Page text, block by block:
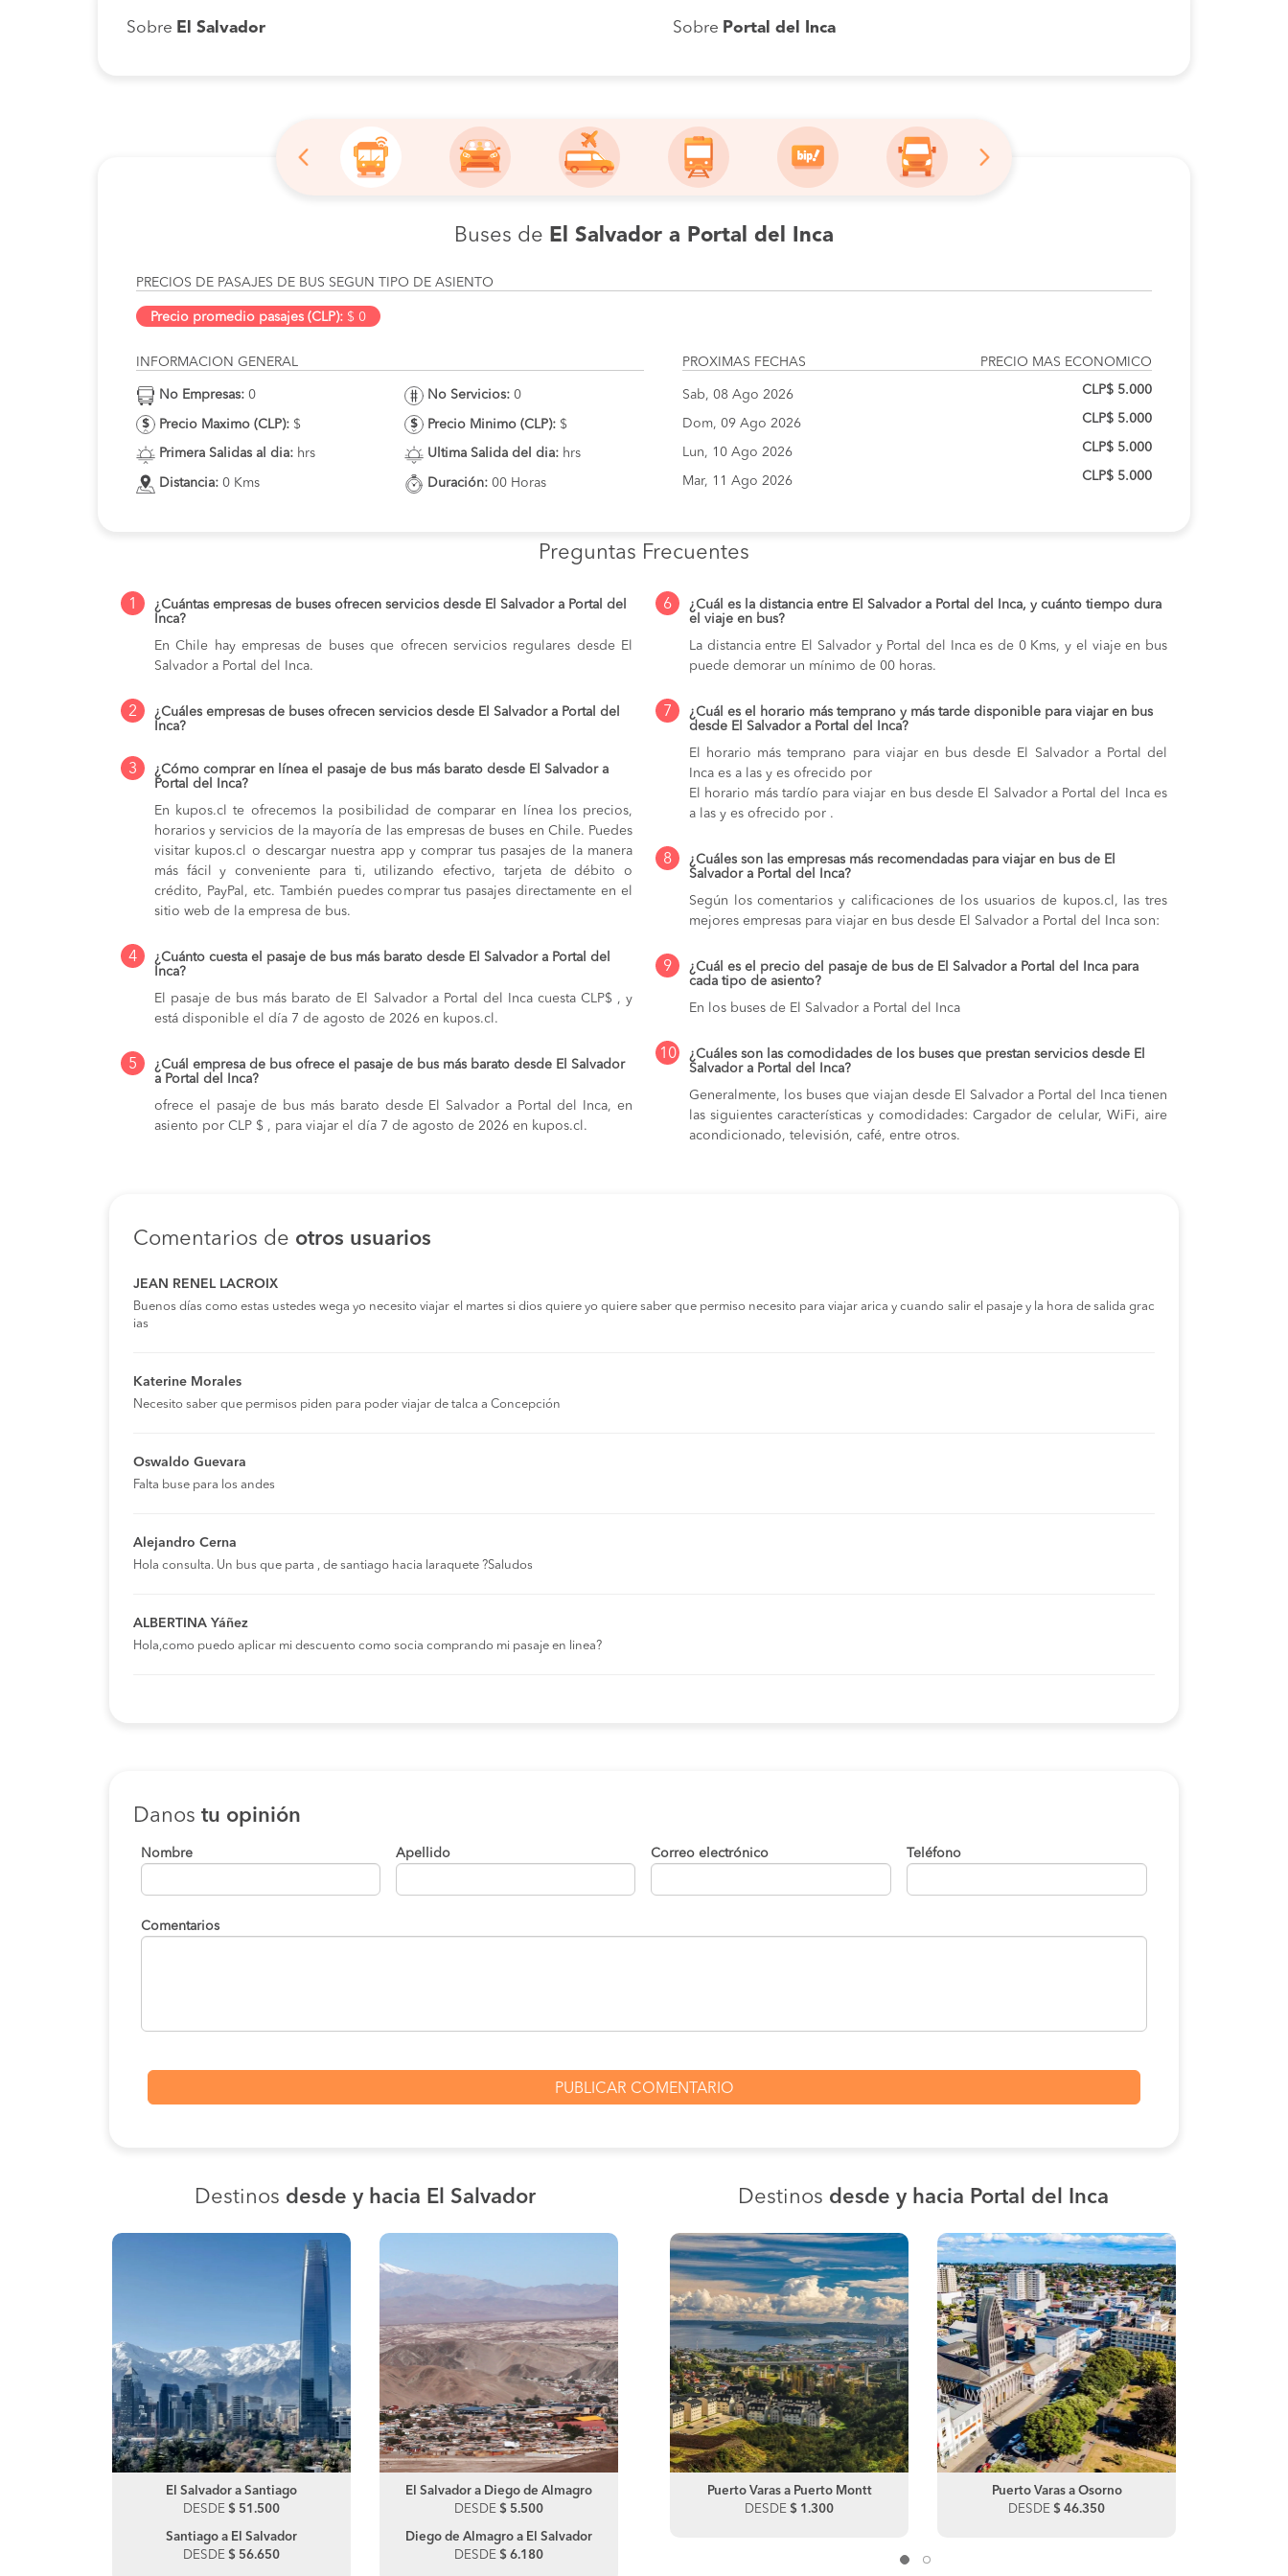
Sobre El Salvador Sobre Portal del Inca
Buses de El Salvador a Portal del Inca
PRECIOS DE PASAJES DE BUS SEGUN TIPO DE ASIENTO
Precio promedio pasajes (CLP): $ 0
INFORMACION GENERAL
No Empresas: 0
Precio Maximo (CLP): $
Primera Salidas al dia: hrs
Distancia: 0 Kms
No Servicios: 0
Precio Minimo (CLP): $
Ultima Salida del dia: hrs
Duración: 00 Horas
PROXIMAS FECHAS PRECIO MAS ECONOMICO
Sab, 08 Ago 2026
Dom, 09 Ago 2026
Lun, 10 Ago 2026
Mar, 11 Ago 2026
CLP$ 5.000
CLP$ 5.000
CLP$ 5.000
CLP$ 5.000
Preguntas Frecuentes
1
¿Cuántas empresas de buses ofrecen servicios desde El Salvador a Portal del
Inca?
En Chile hay empresas de buses que ofrecen servicios regulares desde El
Salvador a Portal del Inca.
2
¿Cuáles empresas de buses ofrecen servicios desde El Salvador a Portal del
Inca?
3
¿Cómo comprar en línea el pasaje de bus más barato desde El Salvador a
Portal del Inca?
En kupos.cl te ofrecemos la posibilidad de comparar en línea los precios,
horarios y servicios de la mayoría de las empresas de buses en Chile. Puedes
visitar kupos.cl o descargar nuestra app y comprar tus pasajes de la manera
más fácil y conveniente para ti, utilizando efectivo, tarjeta de débito o
crédito, PayPal, etc. También puedes comprar tus pasajes directamente en el
sitio web de la empresa de bus.
4
¿Cuánto cuesta el pasaje de bus más barato desde El Salvador a Portal del
Inca?
El pasaje de bus más barato de El Salvador a Portal del Inca cuesta CLP$ , y
está disponible el día 7 de agosto de 2026 en kupos.cl.
5
¿Cuál empresa de bus ofrece el pasaje de bus más barato desde El Salvador
a Portal del Inca?
ofrece el pasaje de bus más barato desde El Salvador a Portal del Inca, en
asiento por CLP $ , para viajar el día 7 de agosto de 2026 en kupos.cl.
6
¿Cuál es la distancia entre El Salvador a Portal del Inca, y cuánto tiempo dura
el viaje en bus?
La distancia entre El Salvador y Portal del Inca es de 0 Kms, y el viaje en bus
puede demorar un mínimo de 00 horas.
7
¿Cuál es el horario más temprano y más tarde disponible para viajar en bus
desde El Salvador a Portal del Inca?
El horario más temprano para viajar en bus desde El Salvador a Portal del
Inca es a las y es ofrecido por
El horario más tardío para viajar en bus desde El Salvador a Portal del Inca es
a las y es ofrecido por .
8
¿Cuáles son las empresas más recomendadas para viajar en bus de El
Salvador a Portal del Inca?
Según los comentarios y calificaciones de los usuarios de kupos.cl, las tres
mejores empresas para viajar en bus desde El Salvador a Portal del Inca son:
9
¿Cuál es el precio del pasaje de bus de El Salvador a Portal del Inca para
cada tipo de asiento?
En los buses de El Salvador a Portal del Inca
10
¿Cuáles son las comodidades de los buses que prestan servicios desde El
Salvador a Portal del Inca?
Generalmente, los buses que viajan desde El Salvador a Portal del Inca tienen
las siguientes características y comodidades: Cargador de celular, WiFi, aire
acondicionado, televisión, café, entre otros.
Comentarios de otros usuarios
JEAN RENEL LACROIX
Buenos días como estas ustedes wega yo necesito viajar el martes si dios quiere yo quiere saber que permiso necesito para viajar arica y cuando salir el pasaje y la hora de salida grac
ias
Katerine Morales
Necesito saber que permisos piden para poder viajar de talca a Concepción
Oswaldo Guevara
Falta buse para los andes
Alejandro Cerna
Hola consulta. Un bus que parta , de santiago hacia laraquete ?Saludos
ALBERTINA Yáñez
Hola,como puedo aplicar mi descuento como socia comprando mi pasaje en linea?
Danos tu opinión
Nombre Apellido Correo electrónico Teléfono
Comentarios
Destinos desde y hacia El Salvador
El Salvador a Santiago
DESDE $ 51.500
Santiago a El Salvador
DESDE $ 56.650
El Salvador a Diego de Almagro
DESDE $ 5.500
Diego de Almagro a El Salvador
DESDE $ 6.180
El Salvador a Inca De Oro
DESDE$ 7.210
El Salvador a Santiago
DESDE$ 51.500
Destinos desde y hacia Portal del Inca
Puerto Varas a Osorno
DESDE $ 46.350
Puerto Varas a Frutillar
DESDE$ 46.350
Puerto Varas a Puerto Montt
DESDE $ 1.300
Puerto Varas a Osorno
DESDE $ 46.350